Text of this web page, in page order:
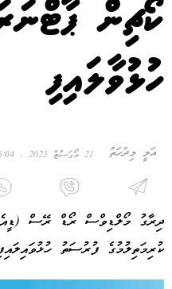
ކޯޗިން
ހުޅުވާލައިފި
އަލީ މިދުހަތު 21 އޯގަސްޓް 2025 - 15:36:04
ދިރާގު މޯލްޑިވްސް ރޯޑް ރޭސް
ކުރިމަތިލުމުގެ ފުރުސަތު